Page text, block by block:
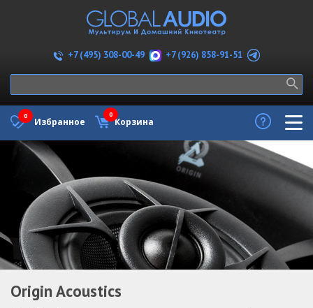
+7 (495) 308-00-49 +7 (926) 858-91-51
Избранное
0
Корзина
0
Origin Acoustics